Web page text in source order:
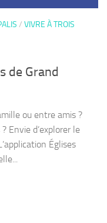
/ VIVRE À TROIS
de Grand
ou entre amis ?
Envie d’explorer le
Églises